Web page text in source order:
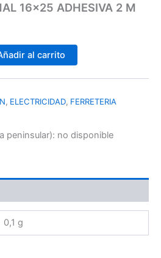
16×25 ADHESIVA 2 M
al carrito
, ELECTRICIDAD, FERRETERIA
peninsular): no disponible
0,1 g